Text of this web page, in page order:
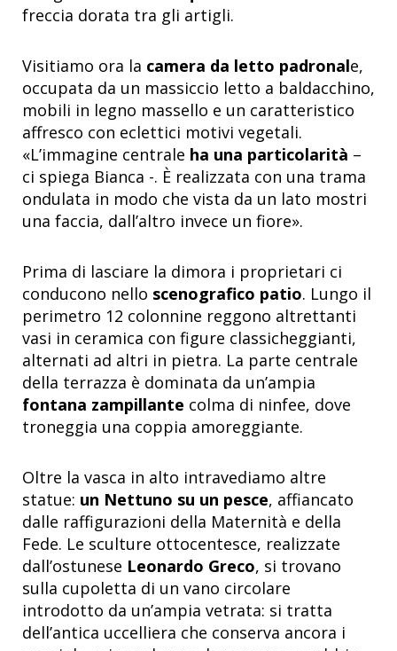
freccia dorata tra gli artigli.
Visitiamo ora la camera da letto padronale,
occupata da un massiccio letto a baldacchino,
mobili in legno massello e un caratteristico
affresco con eclettici motivi vegetali.
«L’immagine centrale ha una particolarità –
ci spiega Bianca -. È realizzata con una trama
ondulata in modo che vista da un lato mostri
una faccia, dall’altro invece un fiore».
Prima di lasciare la dimora i proprietari ci
conducono nello scenografico patio. Lungo il
perimetro 12 colonnine reggono altrettanti
vasi in ceramica con figure classicheggianti,
alternati ad altri in pietra. La parte centrale
della terrazza è dominata da un’ampia
fontana zampillante colma di ninfee, dove
troneggia una coppia amoreggiante.
Oltre la vasca in alto intravediamo altre
statue: un Nettuno su un pesce, affiancato
dalle raffigurazioni della Maternità e della
Fede. Le sculture ottocentesce, realizzate
dall’ostunese Leonardo Greco, si trovano
sulla cupoletta di un vano circolare
introdotto da un’ampia vetrata: si tratta
dell’antica uccelliera che conserva ancora i